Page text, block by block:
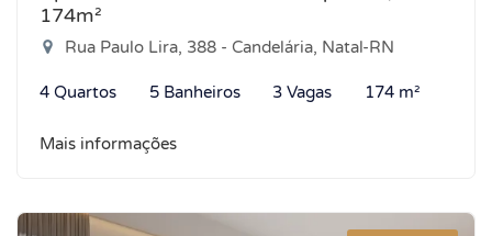
174m²
Rua Paulo Lira, 388 - Candelária, Natal-RN
4 Quartos 5 Banheiros 3 Vagas 174 m²
Mais informações